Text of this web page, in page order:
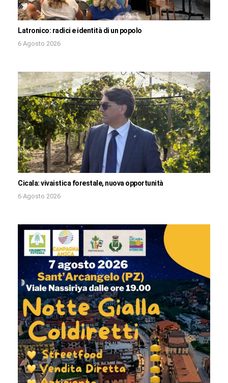
Latronico: radici e identità di un popolo
6 Agosto 2026
Cicala: vivaistica forestale, nuova opportunità
6 Agosto 2026